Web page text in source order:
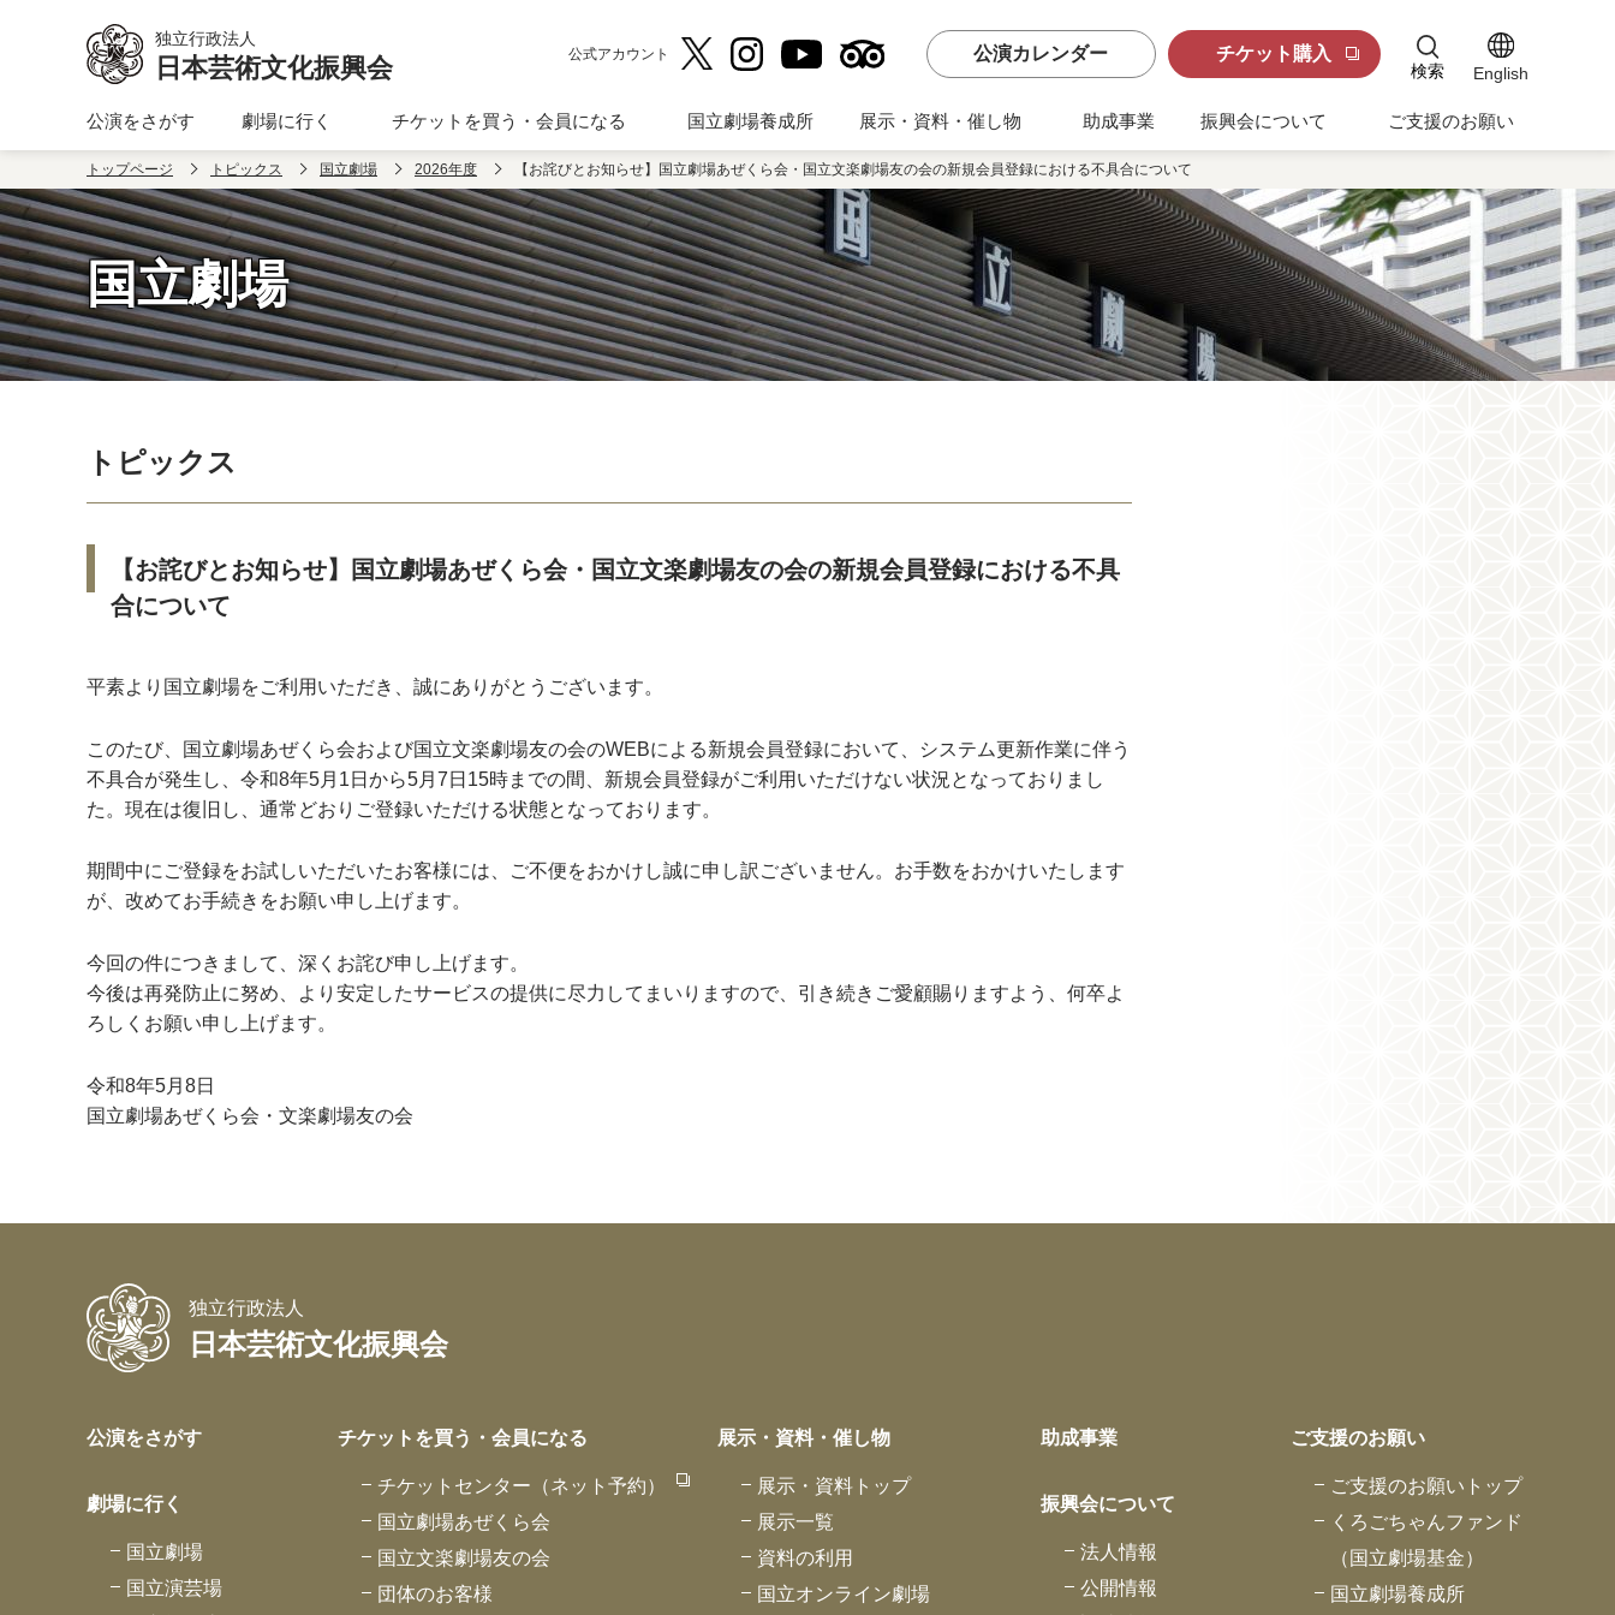
独立行政法人
日本芸術文化振興会 公式アカウント 公演カレンダー チケット購入
検索 English
公演をさがす 劇場に行く チケットを買う・会員になる 国立劇場養成所 展示・資料・催し物 助成事業 振興会について ご支援のお願い
トップページ トピックス 国立劇場 2026年度 【お詫びとお知らせ】国立劇場あぜくら会・国立文楽劇場友の会の新規会員登録における不具合について
国立劇場
トピックス
【お詫びとお知らせ】国立劇場あぜくら会・国立文楽劇場友の会の新規会員登録における不具
合について
平素より国立劇場をご利用いただき、誠にありがとうございます。
このたび、国立劇場あぜくら会および国立文楽劇場友の会のWEBによる新規会員登録において、システム更新作業に伴う
不具合が発生し、令和8年5月1日から5月7日15時までの間、新規会員登録がご利用いただけない状況となっておりまし
た。現在は復旧し、通常どおりご登録いただける状態となっております。
期間中にご登録をお試しいただいたお客様には、ご不便をおかけし誠に申し訳ございません。お手数をおかけいたします
が、改めてお手続きをお願い申し上げます。
今回の件につきまして、深くお詫び申し上げます。
今後は再発防止に努め、より安定したサービスの提供に尽力してまいりますので、引き続きご愛顧賜りますよう、何卒よ
ろしくお願い申し上げます。
令和8年5月8日
国立劇場あぜくら会・文楽劇場友の会
独立行政法人
日本芸術文化振興会
公演をさがす
劇場に行く
国立劇場
国立演芸場
チケットを買う・会員になる
チケットセンター （ネット予約）
国立劇場あぜくら会
国立文楽劇場友の会
団体のお客様
展示・資料・催し物
展示・資料トップ
展示一覧
資料の利用
国立オンライン劇場
助成事業
振興会について
法人情報
公開情報
ご支援のお願い
ご支援のお願いトップ
くろごちゃんファンド
（国立劇場基金）
国立劇場養成所